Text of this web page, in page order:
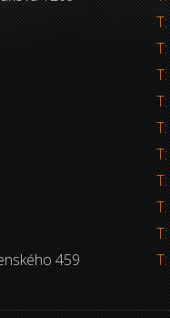
T:
T:
T:
T:
T:
T:
T:
T:
T:
459 T: